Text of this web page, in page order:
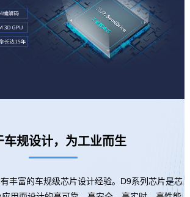
车规设计，为工业而生
丰富的车规级芯片设计经验。D9系列芯片是芯